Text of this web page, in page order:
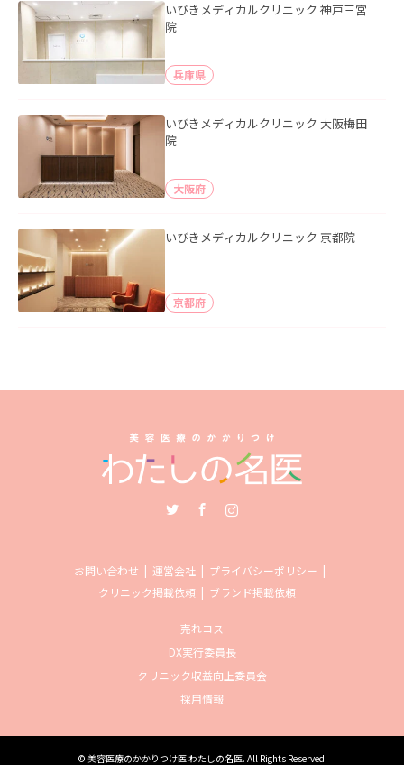
いびきメディカルクリニック 神戸三宮
院
兵庫県
いびきメディカルクリニック 大阪梅田
院
大阪府
いびきメディカルクリニック 京都院
京都府
お問い合わせ 運営会社
プライバシーポリシー
クリニック掲載依頼
ブランド掲載依頼
売れコス
DX実行委員長
クリニック収益向上委員会
採用情報
© 美容医療のかかりつけ医 わたしの名医. All Rights Reserved.